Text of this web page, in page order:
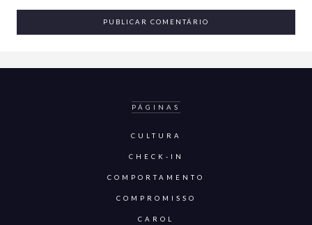
PÁGINAS
CULTURA
CHECK-IN
COMPORTAMENTO
COMPROMISSO
CAROL